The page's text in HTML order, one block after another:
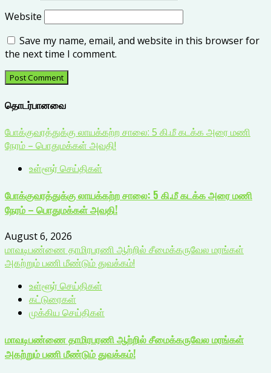
Website
Save my name, email, and website in this browser for
the next time I comment.
தொடர்பானவை
போக்குவரத்துக்கு லாயக்கற்ற சாலை: 5 கி.மீ கடக்க அரை மணி
நேரம் – பொதுமக்கள் அவதி!
உள்ளூர் செய்திகள்
போக்குவரத்துக்கு லாயக்கற்ற சாலை: 5 கி.மீ கடக்க அரை மணி
நேரம் – பொதுமக்கள் அவதி!
August 6, 2026
மாவடிபண்ணை தாமிரபரணி ஆற்றில் சீமைக்கருவேல மரங்கள்
அகற்றும் பணி மீண்டும் துவக்கம்!
உள்ளூர் செய்திகள்
கட்டுரைகள்
முக்கிய செய்திகள்
மாவடிபண்ணை தாமிரபரணி ஆற்றில் சீமைக்கருவேல மரங்கள்
அகற்றும் பணி மீண்டும் துவக்கம்!